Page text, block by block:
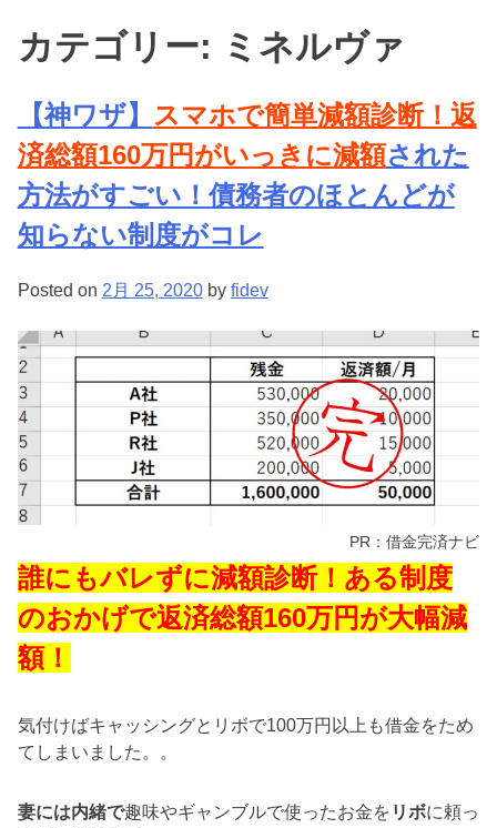
content
キレイのミカタ
カテゴリー: ミネルヴァ
【神ワザ】 スマホで簡単減額診断！返
済総額160万円がいっきに減額された
方法がすごい！債務者のほとんどが
知らない制度がコレ
Posted on 2月 25, 2020by fidev
PR：借金完済ナビ
誰にもバレずに減額診断！ある制度
のおかげで返済総額160万円が大幅減
額！
気付けばキャッシングとリボで100万円以上も借金をため
てしまいました。。
妻には内緒で趣味やギャンブルで使ったお金を リボに頼っ